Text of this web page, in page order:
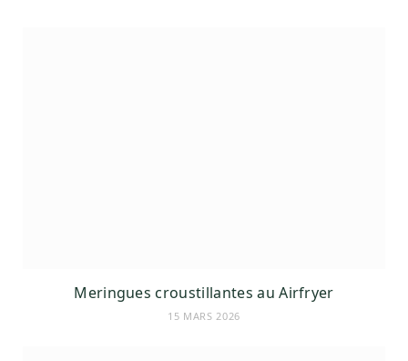
Meringues croustillantes au Airfryer
15 MARS 2026